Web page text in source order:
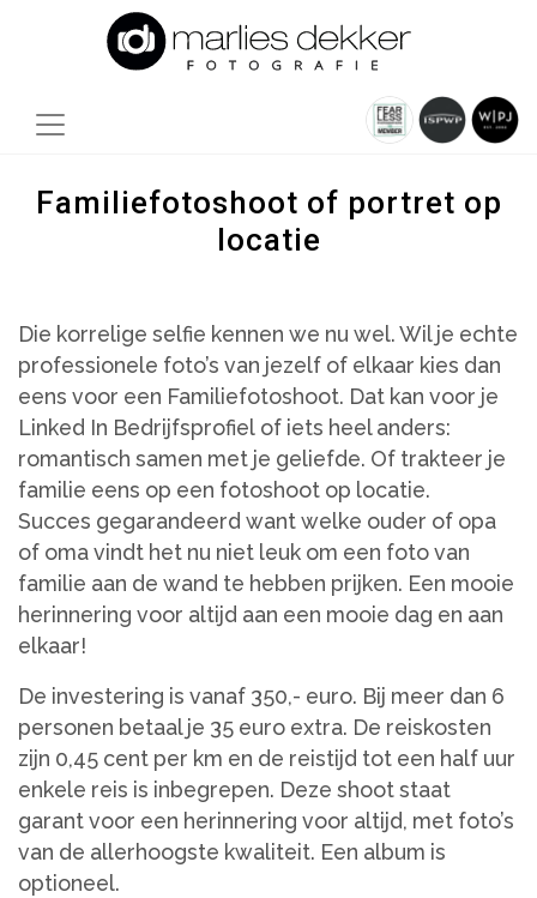
Familiefotoshoot of portret op
locatie
Die korrelige selfie kennen we nu wel. Wil je echte
professionele foto’s van jezelf of elkaar kies dan
eens voor een Familiefotoshoot. Dat kan voor je
Linked In Bedrijfsprofiel of iets heel anders:
romantisch samen met je geliefde. Of trakteer je
familie eens op een fotoshoot op locatie.
Succes gegarandeerd want welke ouder of opa
of oma vindt het nu niet leuk om een foto van
familie aan de wand te hebben prijken. Een mooie
herinnering voor altijd aan een mooie dag en aan
elkaar!
De investering is vanaf 350,- euro. Bij meer dan 6
personen betaal je 35 euro extra. De reiskosten
zijn 0,45 cent per km en de reistijd tot een half uur
enkele reis is inbegrepen. Deze shoot staat
garant voor een herinnering voor altijd, met foto’s
van de allerhoogste kwaliteit. Een album is
optioneel.